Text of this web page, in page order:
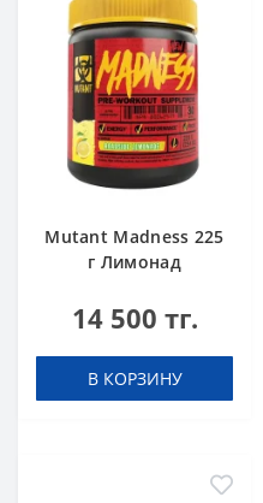
Mutant Madness 225
г Лимонад
14 500 тг.
В КОРЗИНУ